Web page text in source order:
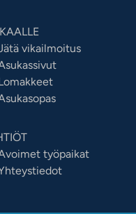
vikailmoitus
työpaikat